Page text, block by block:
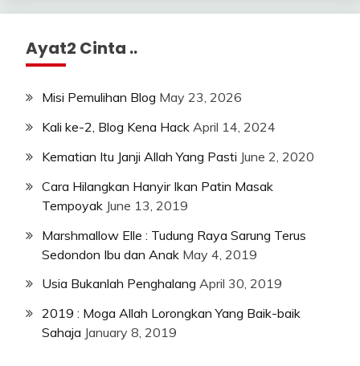
Ayat2 Cinta ..
Misi Pemulihan Blog May 23, 2026
Kali ke-2, Blog Kena Hack April 14, 2024
Kematian Itu Janji Allah Yang Pasti June 2, 2020
Cara Hilangkan Hanyir Ikan Patin Masak
Tempoyak June 13, 2019
Marshmallow Elle : Tudung Raya Sarung Terus
Sedondon Ibu dan Anak May 4, 2019
Usia Bukanlah Penghalang April 30, 2019
2019 : Moga Allah Lorongkan Yang Baik-baik
Sahaja January 8, 2019